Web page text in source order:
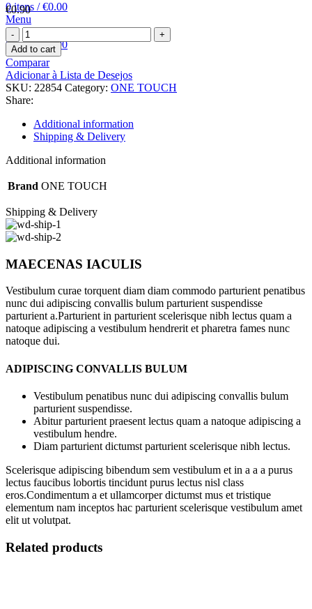
0itens / €0.00
Menu
0itens / €0.00
€0.90
PRESERVATIVOS
"ONE
TOUCH"
DOTTED
3UN
quantity
Add to cart
Comparar
Adicionar à Lista de Desejos
SKU: 22854 Category: ONE TOUCH
Share:
Additional information
Shipping & Delivery
Additional information
Brand ONE TOUCH
Shipping & Delivery
MAECENAS IACULIS
Vestibulum curae torquent diam diam commodo parturient penatibus
nunc dui adipiscing convallis bulum parturient suspendisse
parturient a.Parturient in parturient scelerisque nibh lectus quam a
natoque adipiscing a vestibulum hendrerit et pharetra fames nunc
natoque dui.
ADIPISCING CONVALLIS BULUM
Vestibulum penatibus nunc dui adipiscing convallis bulum
parturient suspendisse.
Abitur parturient praesent lectus quam a natoque adipiscing a
vestibulum hendre.
Diam parturient dictumst parturient scelerisque nibh lectus.
Scelerisque adipiscing bibendum sem vestibulum et in a a a purus
lectus faucibus lobortis tincidunt purus lectus nisl class
eros.Condimentum a et ullamcorper dictumst mus et tristique
elementum nam inceptos hac parturient scelerisque vestibulum amet
elit ut volutpat.
Related products